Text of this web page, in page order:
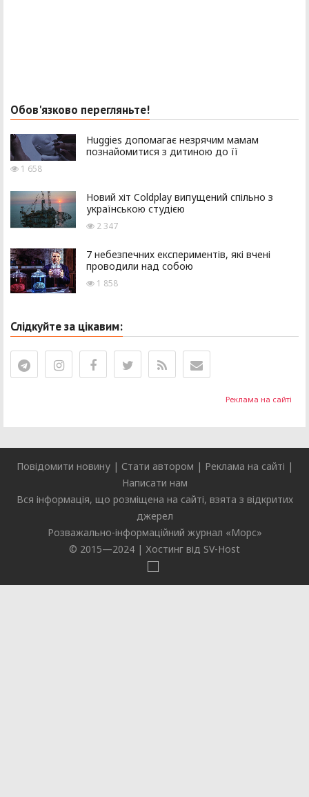
Реклама на сайті
Обов'язково перегляньте!
Huggies допомагає незрячим мамам
познайомитися з дитиною до її
1 658
Новий хіт Coldplay випущений спільно з
українською студією
2 347
7 небезпечних експериментів, які вчені
проводили над собою
1 858
Слідкуйте за цікавим:
Повідомити новину| Стати автором | Реклама на сайті |
Написати нам
Вся інформація, що розміщена на сайті, взята з відкритих
джерел
Розважально-інформаційний журнал «Морс»
© 2015—2024 | Хостинг від SV-Host